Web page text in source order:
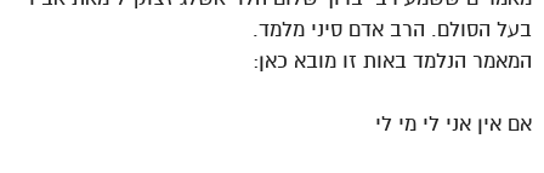
בעל הסולם. הרב אדם סיני מלמד.
המאמר הנלמד באות זו מובא כאן:
אם אין אני לי מי לי